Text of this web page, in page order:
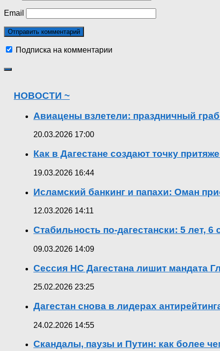
Email
Подписка на комментарии
НОВОСТИ ~
Авиацены взлетели: праздничный
20.03.2026 17:00
Как в Дагестане создают точку
19.03.2026 16:44
Исламский банкинг и папахи: Оман
12.03.2026 14:11
Стабильность по-дагестански: 5 лет,
09.03.2026 14:09
Сессия НС Дагестана лишит мандата
25.02.2026 23:25
Дагестан снова в лидерах
24.02.2026 14:55
Скандалы, паузы и Путин: как более